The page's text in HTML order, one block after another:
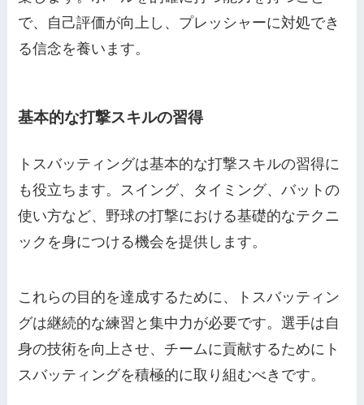
で、自己評価が向上し、プレッシャーに対処でき
る信念を養います。
基本的な打撃スキルの習得
トスバッティングは基本的な打撃スキルの習得に
も役立ちます。スイング、タイミング、バットの
使い方など、野球の打撃における基礎的なテクニ
ックを身につける機会を提供します。
これらの目的を達成するために、トスバッティン
グは継続的な練習と集中力が必要です。選手は自
身の技術を向上させ、チームに貢献するためにト
スバッティングを積極的に取り組むべきです。